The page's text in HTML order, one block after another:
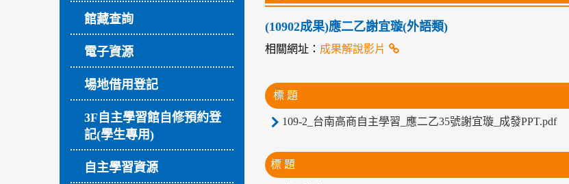
館藏查詢
電子資源
場地借用登記
3F自主學習館自修預約登
記(學生專用)
自主學習資源
(10902成果)應二乙謝宜璇(外語類)
相關網址： 成果解說影片
標 題
109-2_台南高商自主學習_應二乙35號謝宜璇_成發PPT.pdf
標 題